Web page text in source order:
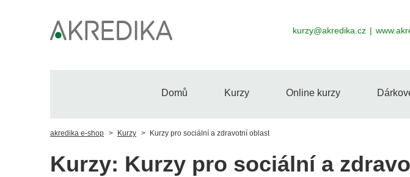
kurzy@akredika.cz
Domů Kurzy Online kurzy
akredika e-shop Kurzy Kurzy pro sociální a zdravotní oblast
Kurzy: Kurzy pro sociální a